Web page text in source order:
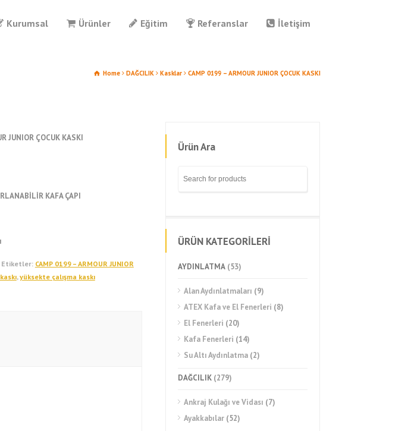
Kurumsal Ürünler Eğitim Referanslar İletişim
Home DAĞCILIK Kasklar CAMP 0199 – ARMOUR JUNIOR ÇOCUK KASKI
JUNIOR ÇOCUK KASKI
KAFA ÇAPI
Etiketler: CAMP 0199 – ARMOUR JUNIOR
,yüksekte çalışma kaskı
Ürün Ara
ÜRÜN KATEGORİLERİ
AYDINLATMA (53)
Alan Aydınlatmaları (9)
ATEX Kafa ve El Fenerleri (8)
El Fenerleri (20)
Kafa Fenerleri (14)
Su Altı Aydınlatma (2)
DAĞCILIK (279)
Ankraj Kulağı ve Vidası (7)
Ayakkabılar (52)